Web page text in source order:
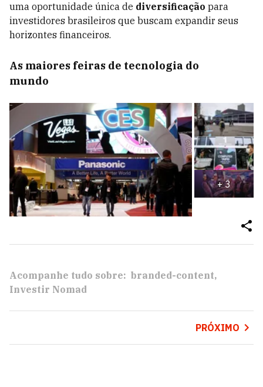
uma oportunidade única de diversificação para
investidores brasileiros que buscam expandir seus
horizontes financeiros.
As maiores feiras de tecnologia do
mundo
+3
Acompanhe tudo sobre: branded-content
Investir Nomad
PRÓXIMO